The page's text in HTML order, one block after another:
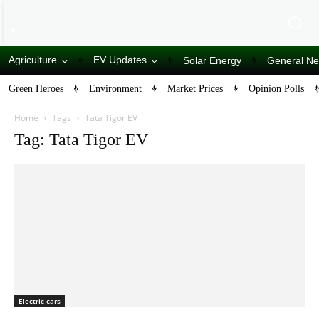
Agriculture EV Updates Solar Energy General
Green Heroes Environment Market Prices Opinion Polls
Home Tags Tata Tigor EV
Tag: Tata Tigor EV
Electric cars